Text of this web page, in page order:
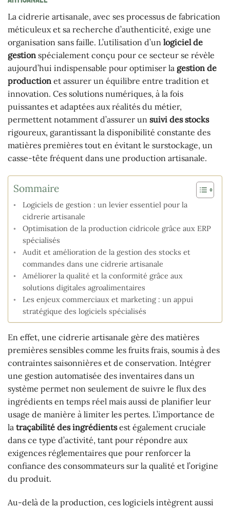
La cidrerie artisanale, avec ses processus de fabrication
méticuleux et sa recherche d’authenticité, exige une
organisation sans faille. L’utilisation d’un logiciel de
gestion spécialement conçu pour ce secteur se révèle
aujourd’hui indispensable pour optimiser la gestion de
production et assurer un équilibre entre tradition et
innovation. Ces solutions numériques, à la fois
puissantes et adaptées aux réalités du métier,
permettent notamment d’assurer un suivi des stocks
rigoureux, garantissant la disponibilité constante des
matières premières tout en évitant le surstockage, un
casse-tête fréquent dans une production artisanale.
Sommaire
Logiciels de gestion : un levier essentiel pour la
cidrerie artisanale
Optimisation de la production cidricole grâce aux ERP
spécialisés
Audit et amélioration de la gestion des stocks et
commandes dans une cidrerie artisanale
Améliorer la qualité et la conformité grâce aux
solutions digitales agroalimentaires
Les enjeux commerciaux et marketing : un appui
stratégique des logiciels spécialisés
En effet, une cidrerie artisanale gère des matières
premières sensibles comme les fruits frais, soumis à des
contraintes saisonnières et de conservation. Intégrer
une gestion automatisée des inventaires dans un
système permet non seulement de suivre le flux des
ingrédients en temps réel mais aussi de planifier leur
usage de manière à limiter les pertes. L’importance de
la traçabilité des ingrédientsest également cruciale
dans ce type d’activité, tant pour répondre aux
exigences réglementaires que pour renforcer la
confiance des consommateurs sur la qualité et l’origine
du produit.
Au-delà de la production, ces logiciels intègrent aussi